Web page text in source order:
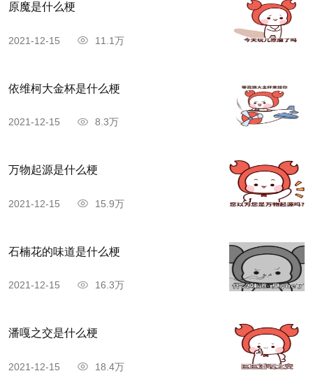
原魔是什么梗
2021-12-15 11.1万
依维柯大金杯是什么梗
2021-12-15 8.3万
万物起源是什么梗
2021-12-15 15.9万
石楠花的味道是什么梗
2021-12-15 16.3万
潘嘎之交是什么梗
2021-12-15 18.4万